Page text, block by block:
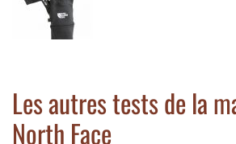
Les autres tests de la
North Face